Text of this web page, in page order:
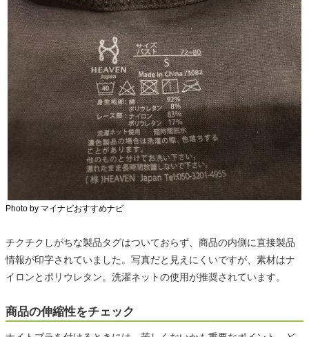
Photo by マイナビおすすめナビ
チクチクしがちな製品タグはついておらず、商品の内側に直接製品
情報が印字されていました。写真だと見えにくいですが、素材はナ
イロンとポリウレタン。洗濯ネットの使用が推奨されています。
商品の伸縮性をチェック